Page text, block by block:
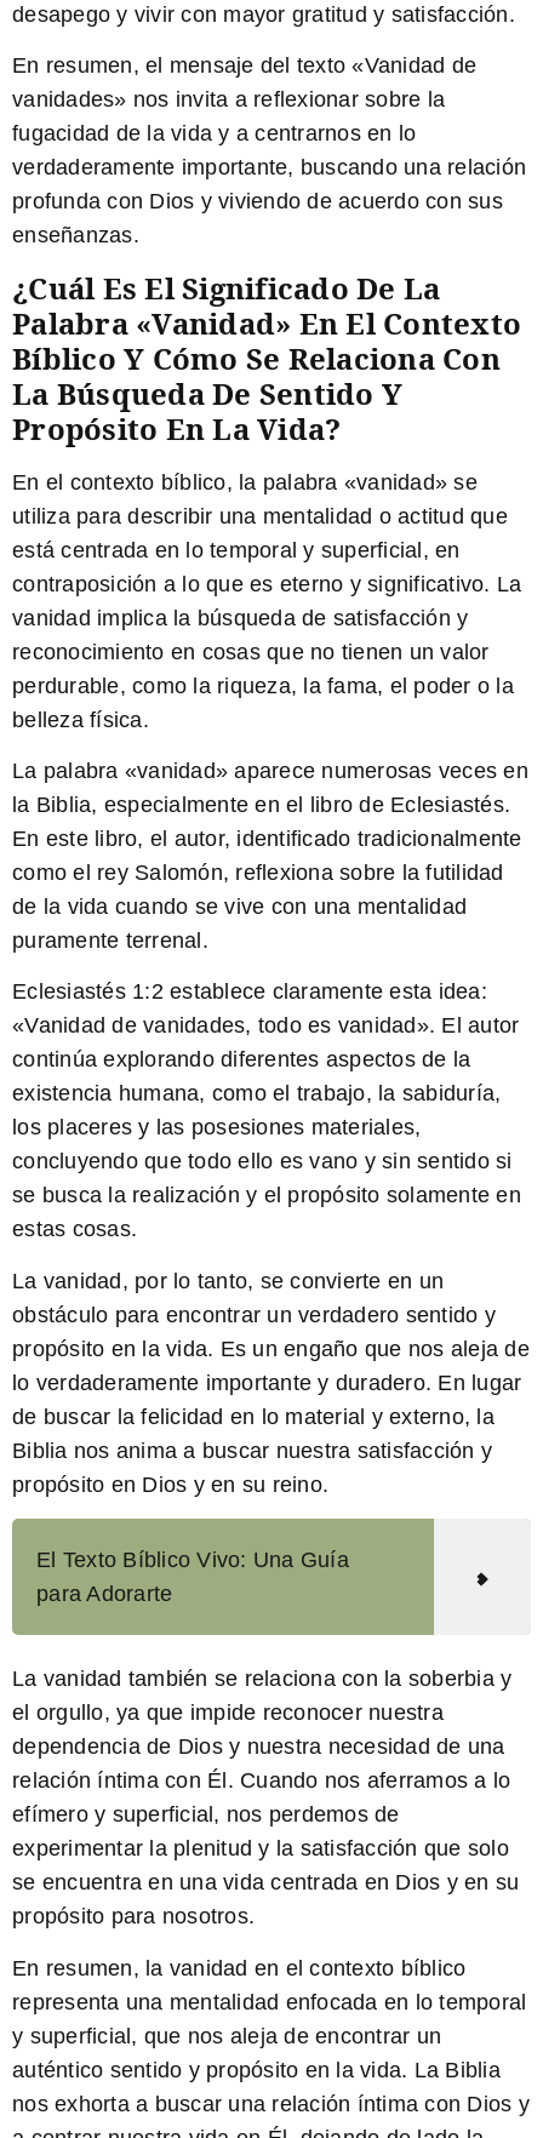
desapego y vivir con mayor gratitud y satisfacción.
En resumen, el mensaje del texto «Vanidad de
vanidades» nos invita a reflexionar sobre la
fugacidad de la vida y a centrarnos en lo
verdaderamente importante, buscando una relación
profunda con Dios y viviendo de acuerdo con sus
enseñanzas.
¿Cuál Es El Significado De La
Palabra «vanidad» En El Contexto
Bíblico Y Cómo Se Relaciona Con
La Búsqueda De Sentido Y
Propósito En La Vida?
En el contexto bíblico, la palabra «vanidad» se
utiliza para describir una mentalidad o actitud que
está centrada en lo temporal y superficial, en
contraposición a lo que es eterno y significativo. La
vanidad implica la búsqueda de satisfacción y
reconocimiento en cosas que no tienen un valor
perdurable, como la riqueza, la fama, el poder o la
belleza física.
La palabra «vanidad» aparece numerosas veces en
la Biblia, especialmente en el libro de Eclesiastés.
En este libro, el autor, identificado tradicionalmente
como el rey Salomón, reflexiona sobre la futilidad
de la vida cuando se vive con una mentalidad
puramente terrenal.
Eclesiastés 1:2establece claramente esta idea:
«Vanidad de vanidades, todo es vanidad». El autor
continúa explorando diferentes aspectos de la
existencia humana, como el trabajo, la sabiduría,
los placeres y las posesiones materiales,
concluyendo que todo ello es vano y sin sentido si
se busca la realización y el propósito solamente en
estas cosas.
La vanidad, por lo tanto, se convierte en un
obstáculo para encontrar un verdadero sentido y
propósito en la vida. Es un engaño que nos aleja de
lo verdaderamente importante y duradero. En lugar
de buscar la felicidad en lo material y externo, la
Biblia nos anima a buscar nuestra satisfacción y
propósito en Dios y en su reino.
El Texto Bíblico Vivo: Una Guía
para Adorarte
La vanidad también se relaciona con la soberbia y
el orgullo, ya que impide reconocer nuestra
dependencia de Dios y nuestra necesidad de una
relación íntima con Él. Cuando nos aferramos a lo
efímero y superficial, nos perdemos de
experimentar la plenitud y la satisfacción que solo
se encuentra en una vida centrada en Dios y en su
propósito para nosotros.
En resumen, la vanidad en el contexto bíblico
representa una mentalidad enfocada en lo temporal
y superficial, que nos aleja de encontrar un
auténtico sentido y propósito en la vida. La Biblia
nos exhorta a buscar una relación íntima con Dios y